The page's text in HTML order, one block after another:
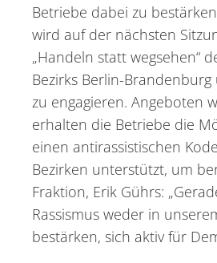
Betriebe dabei zu
wird auf der nächsten
„Handeln statt wegsehen“
Bezirks Berlin-
zu engagieren. Angeboten
erhalten die Betriebe die
einen antirassistischen
Bezirken unterstützt, um
Fraktion, Erik Gührs:
Rassismus weder in
bestärken, sich aktiv für